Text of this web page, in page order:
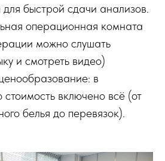
быстрой сдачи анализов.
операционная комната
можно слушать
и смотреть видео)
в
стоимость включено всё (от
белья до перевязок).